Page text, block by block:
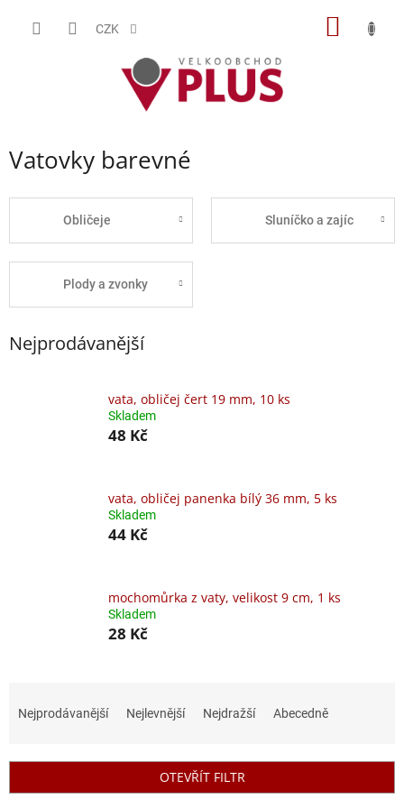
CZK
Vatovky barevné
Obličeje Sluníčko a zajíc
Plody a zvonky
Nejprodávanější
vata, obličej čert 19 mm, 10 ks
Skladem
48 Kč
vata, obličej panenka bílý 36 mm, 5 ks
Skladem
44 Kč
mochomůrka z vaty, velikost 9 cm, 1 ks
Skladem
28 Kč
í
Nejprodávanější Nejlevnější Nejdražší Abecedně
OTEVŘÍT FILTR